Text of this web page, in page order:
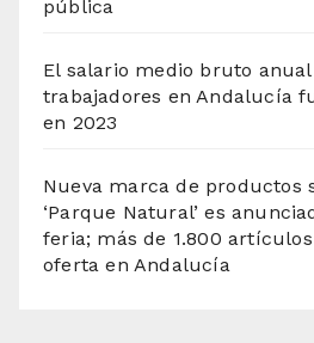
pública
El salario medio bruto
trabajadores en Andalucía
en 2023
Nueva marca de productos
‘Parque Natural’ es
feria; más de 1.800
oferta en Andalucía